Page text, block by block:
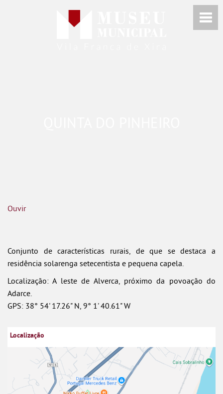
Ouvir
Conjunto de características rurais, de que se destaca a
residência solarenga setecentista e pequena capela.
Localização: A leste de Alverca, próximo da povoação do
Adarce.
GPS: 38° 54' 17.26" N, 9° 1' 40.61" W